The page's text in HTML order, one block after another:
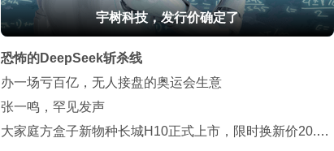
宇树科技，发行价确定了
恐怖的DeepSeek斩杀线
办一场亏百亿，无人接盘的奥运会生意
张一鸣，罕见发声
大家庭方盒子新物种长城H10正式上市，限时换新价20.18